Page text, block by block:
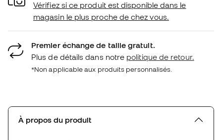
Vérifiez si ce produit est disponible dans le
magasin le plus proche de chez vous.
Premier échange de taille gratuit.
Plus de détails dans notre politique de retour.
*Non applicable aux produits personnalisés.
À propos du produit